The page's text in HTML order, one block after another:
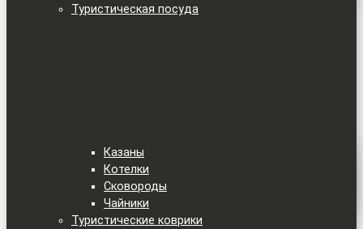
Туристическая посуда
Казаны
Котелки
Сковороды
Чайники
Туристические коврики